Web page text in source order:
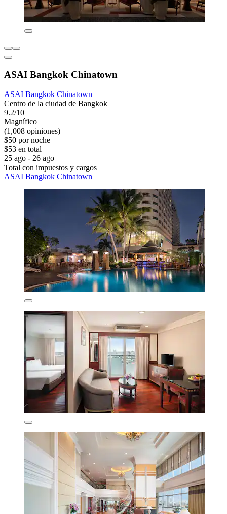
ASAI Bangkok Chinatown
ASAI Bangkok Chinatown
Centro de la ciudad de Bangkok
9.2/10
Magnífico
(1,008 opiniones)
$50 por noche
$53 en total
25 ago - 26 ago
Total con impuestos y cargos
ASAI Bangkok Chinatown